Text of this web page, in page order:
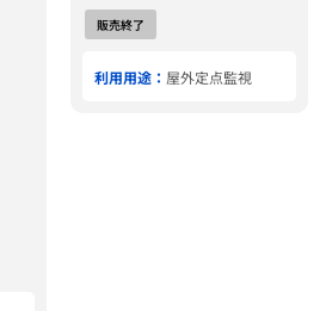
販売終了
利用用途： 屋外定点監視